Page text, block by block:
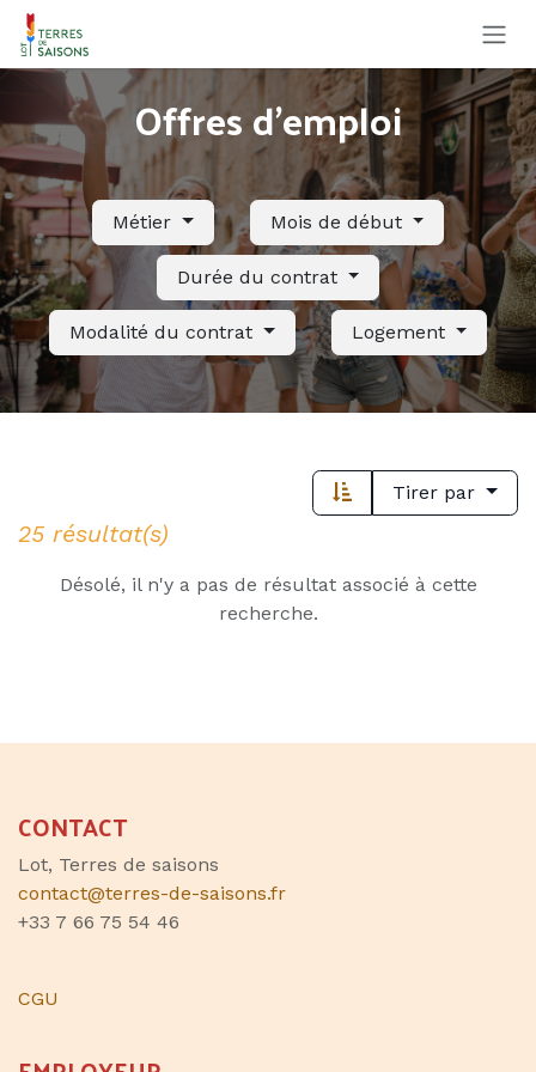
Se rendre au contenu
Offres d'emploi
Métier Mois de début
Durée du contrat
Modalité du contrat Logement
Tirer par
25 résultat(s)
Désolé, il n'y a pas de résultat associé à cette
recherche.
CONTACT
Lot, Terres de saisons
contact@terres-de-saisons.fr
+33 7 66 75 54 46
CGU